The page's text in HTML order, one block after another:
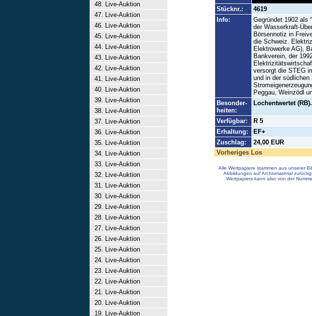
48. Live-Auktion
47. Live-Auktion
46. Live-Auktion
45. Live-Auktion
44. Live-Auktion
43. Live-Auktion
42. Live-Auktion
41. Live-Auktion
40. Live-Auktion
39. Live-Auktion
38. Live-Auktion
37. Live-Auktion
36. Live-Auktion
35. Live-Auktion
34. Live-Auktion
33. Live-Auktion
32. Live-Auktion
31. Live-Auktion
30. Live-Auktion
29. Live-Auktion
28. Live-Auktion
27. Live-Auktion
26. Live-Auktion
25. Live-Auktion
24. Live-Auktion
23. Live-Auktion
22. Live-Auktion
21. Live-Auktion
20. Live-Auktion
19. Live-Auktion
Stücknr.:
4619
Info:
Gegründet 1902 als
der Wasserkraft-
Börsennotiz in
die Schweiz.
Elektrowerke AG),
Bankverein, der
versorgt die STEG
und in der südlichen
Peggau, Weinzödl
Besonder-
heiten:
Lochentwertet (RB).
Verfügbar:
R 5
Erhaltung:
EF+
Zuschlag:
24,00 EUR
Vorheriges Los
Alle Wertpapiere stammen aus unserer
Abbildungen auf Archivmaterial
Wertpapiers kann also von der